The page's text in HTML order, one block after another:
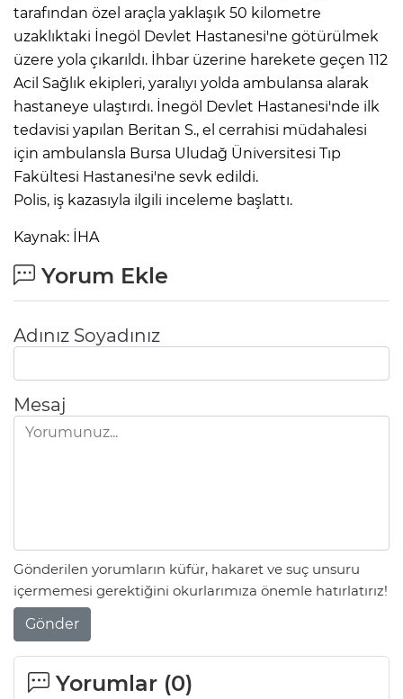
tarafından özel araçla yaklaşık 50 kilometre
uzaklıktaki İnegöl Devlet Hastanesi'ne götürülmek
üzere yola çıkarıldı. İhbar üzerine harekete geçen 112
Acil Sağlık ekipleri, yaralıyı yolda ambulansa alarak
hastaneye ulaştırdı. İnegöl Devlet Hastanesi'nde ilk
tedavisi yapılan Beritan S., el cerrahisi müdahalesi
için ambulansla Bursa Uludağ Üniversitesi Tıp
Fakültesi Hastanesi'ne sevk edildi.
Polis, iş kazasıyla ilgili inceleme başlattı.
Kaynak: İHA
Yorum Ekle
Adınız Soyadınız
Mesaj
Gönderilen yorumların küfür, hakaret ve suç unsuru
içermemesi gerektiğini okurlarımıza önemle hatırlatırız!
Gönder
Yorumlar (0)